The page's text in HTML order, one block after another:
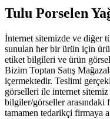
Tulu Porselen
İnternet sitemizde ve diğer
sunulan her bir ürün için
etiket bilgileri ve ürün
Bizim Toptan Satış
içermektedir. Teslimi
görselleri ile internet sitemiz
bilgiler/görseller arasındaki
tamamen tedarikçi firmaya